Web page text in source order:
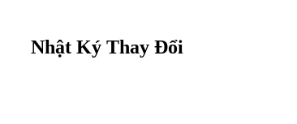
Nhật Ký Thay Đổi